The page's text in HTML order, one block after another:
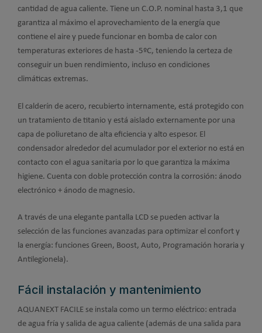
cantidad de agua caliente. Tiene un C.O.P. nominal hasta 3,1 que
garantiza al máximo el aprovechamiento de la energía que
contiene el aire y puede funcionar en bomba de calor con
temperaturas exteriores de hasta -5ºC, teniendo la certeza de
conseguir un buen rendimiento, incluso en condiciones
climáticas extremas.
El calderín de acero, recubierto internamente, está protegido con
un tratamiento de titanio y está aislado externamente por una
capa de poliuretano de alta eficiencia y alto espesor. El
condensador alrededor del acumulador por el exterior no está en
contacto con el agua sanitaria por lo que garantiza la máxima
higiene. Cuenta con doble protección contra la corrosión: ánodo
electrónico + ánodo de magnesio.
A través de una elegante pantalla LCD se pueden activar la
selección de las funciones avanzadas para optimizar el confort y
la energía: funciones Green, Boost, Auto, Programación horaria y
Antilegionela).
Fácil instalación y mantenimiento
AQUANEXT FACILE se instala como un termo eléctrico: entrada
de agua fría y salida de agua caliente (además de una salida para